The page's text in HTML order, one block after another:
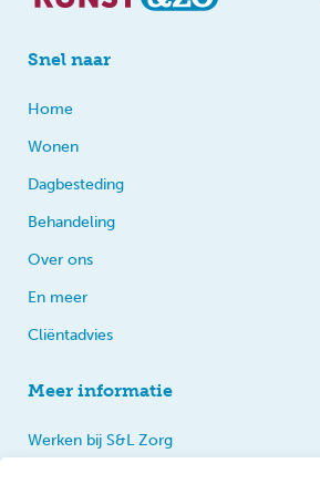
Snel naar
Home
Wonen
Dagbesteding
Behandeling
Over ons
En meer
Cliëntadvies
Meer informatie
Werken bij S&L Zorg